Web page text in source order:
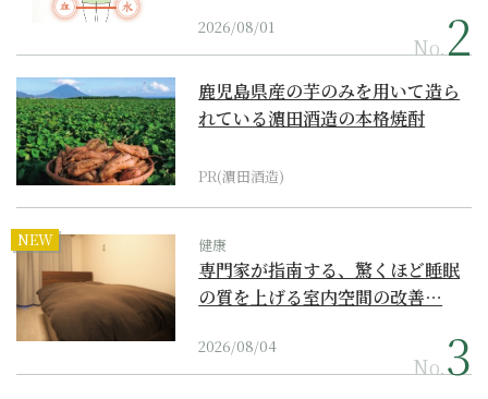
2026/08/01
No.
鹿児島県産の芋のみを用いて造ら
れている濵田酒造の本格焼酎
PR(濵田酒造)
NEW 健康
専門家が指南する、驚くほど睡眠
の質を上げる室内空間の改善…
2026/08/04
No.